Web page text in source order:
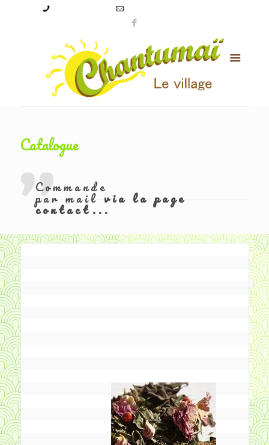
Catalogue
Commande
par mailvia la page
contact...